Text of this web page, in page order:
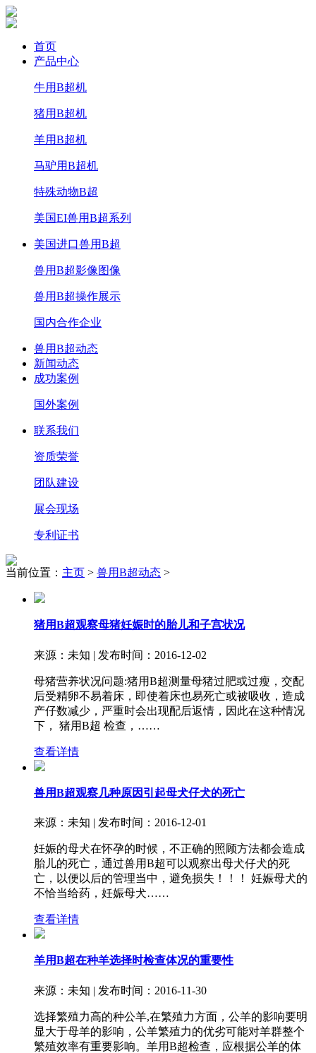
首页
产品中心
牛用B超机
猪用B超机
羊用B超机
马驴用B超机
特殊动物B超
美国EI兽用B超系列
美国进口兽用B超
兽用B超影像图像
兽用B超操作展示
国内合作企业
兽用B超动态
新闻动态
成功案例
国外案例
联系我们
资质荣誉
团队建设
展会现场
专利证书
当前位置： 主页 > 兽用B超动态 >
猪用B超观察母猪妊娠时的胎儿和子宫状况
来源：未知 | 发布时间：2016-12-02
母猪营养状况问题:猪用B超测量母猪过肥或过瘦，交配
后受精卵不易着床，即使着床也易死亡或被吸收，造成
产仔数减少，严重时会出现配后返情，因此在这种情况
下， 猪用B超 检查，……
查看详情
兽用B超观察几种原因引起母犬仔犬的死亡
来源：未知 | 发布时间：2016-12-01
妊娠的母犬在怀孕的时候，不正确的照顾方法都会造成
胎儿的死亡，通过兽用B超可以观察出母犬仔犬的死
亡，以便以后的管理当中，避免损失！！！ 妊娠母犬的
不恰当给药，妊娠母犬……
查看详情
羊用B超在种羊选择时检查体况的重要性
来源：未知 | 发布时间：2016-11-30
选择繁殖力高的种公羊,在繁殖力方面，公羊的影响要明
显大于母羊的影响，公羊繁殖力的优劣可能对羊群整个
繁殖效率有重要影响。羊用B超检查，应根据公羊的体